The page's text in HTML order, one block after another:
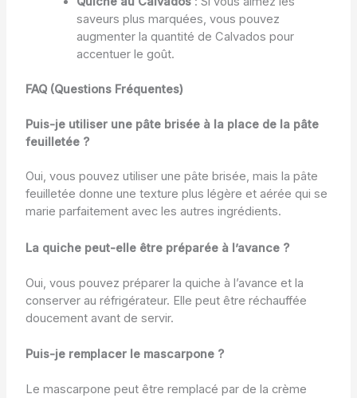
saveurs plus marquées, vous pouvez
augmenter la quantité de Calvados pour
accentuer le goût.
FAQ (Questions Fréquentes)
Puis-je utiliser une pâte brisée à la place de la pâte
feuilletée ?
Oui, vous pouvez utiliser une pâte brisée, mais la pâte
feuilletée donne une texture plus légère et aérée qui se
marie parfaitement avec les autres ingrédients.
La quiche peut-elle être préparée à l’avance ?
Oui, vous pouvez préparer la quiche à l’avance et la
conserver au réfrigérateur. Elle peut être réchauffée
doucement avant de servir.
Puis-je remplacer le mascarpone ?
Le mascarpone peut être remplacé par de la crème